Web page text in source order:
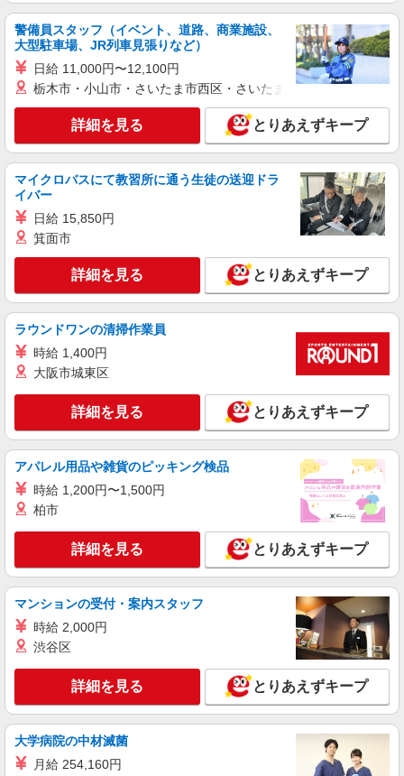
ど）
時給1,400円
キープ 詳細を見る
すき家 2国福山高西店
すき家の店舗スタッフ（接客・調理・清掃な
時給1,100円 ※22:00〜翌5:00：時給1,400円 ※
高校生時給1,085円 ※早朝手当（5:00〜9:00）時給
広島県福山市高西町4-4-9
キープ 詳細を見る
アルバイト パート
ジョリーパスタ 野上店
時給1150円 ※22:00以降は時給1438円 ※高校
生時給1100円 ※労働組合費あり（基本時給×月間
時間数×1.8％） ■土日・祝手当 土日・祝は時給＋
50円
広島県福山市野上町2-1-1
キープ 詳細を見る
アルバイト
キッチン・ホールスタッフ
時給1200円〜 ☆22時以降は時給25％UP（深夜
割増有）
広島県福山市引野町５－１９－２６
詳細を見る
丸亀製麺松永店
キッチン・ホールスタッフ
時給1250円〜 ☆22時以降は時給25％UP（深夜
警備員スタッフ（イベント、道路、商業施設、
大型駐車場、JR列車見張りなど）
日給 11,000円〜12,100円
栃木市・小山市・さいたま市西区・さいたま市岩槻区・久喜市・
詳細を見る とりあえずキープ
マイクロバスにて教習所に通う生徒の送迎ドラ
イバー
日給 15,850円
箕面市
詳細を見る とりあえずキープ
ラウンドワンの清掃作業員
時給 1,400円
大阪市城東区
詳細を見る とりあえずキープ
アパレル用品や雑貨のピッキング検品
時給 1,200円〜1,500円
柏市
詳細を見る とりあえずキープ
マンションの受付・案内スタッフ
時給 2,000円
渋谷区
詳細を見る とりあえずキープ
大学病院の中材滅菌
月給 254,160円